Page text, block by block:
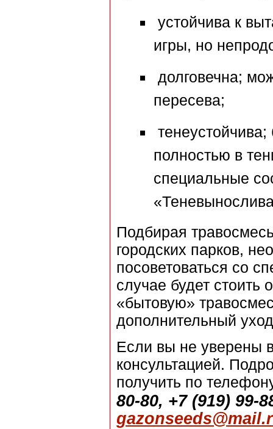
устойчива к
игры, но
долговечна;
пересева;
полностью в
специальные
Подбирая
городских парков,
посоветоваться со
случае будет
«бытовую»
дополнительный
Если вы не уверены
консультацией.
получить по
80-80, +7 (919) 99-